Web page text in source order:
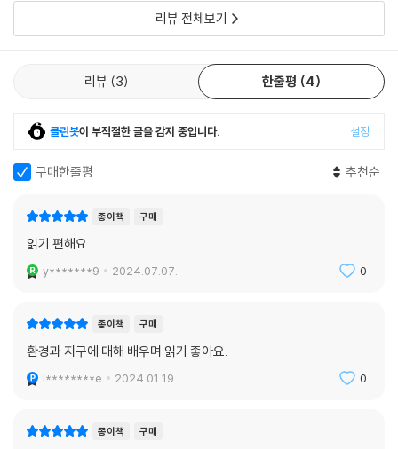
리뷰 전체보기
리뷰 3 한줄평 4
클린봇이 부적절한 글을 감지 중입니다. 설정
구매한줄평 추천순
종이책 구매
읽기 편해요
y*******9 2024.07.07. 0
종이책 구매
환경과 지구에 대해 배우며 읽기 좋아요.
l********e 2024.01.19. 0
종이책 구매